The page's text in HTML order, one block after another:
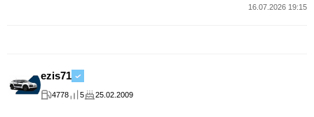
16.07.2026 19:15
ezis71
4778 5 25.02.2009